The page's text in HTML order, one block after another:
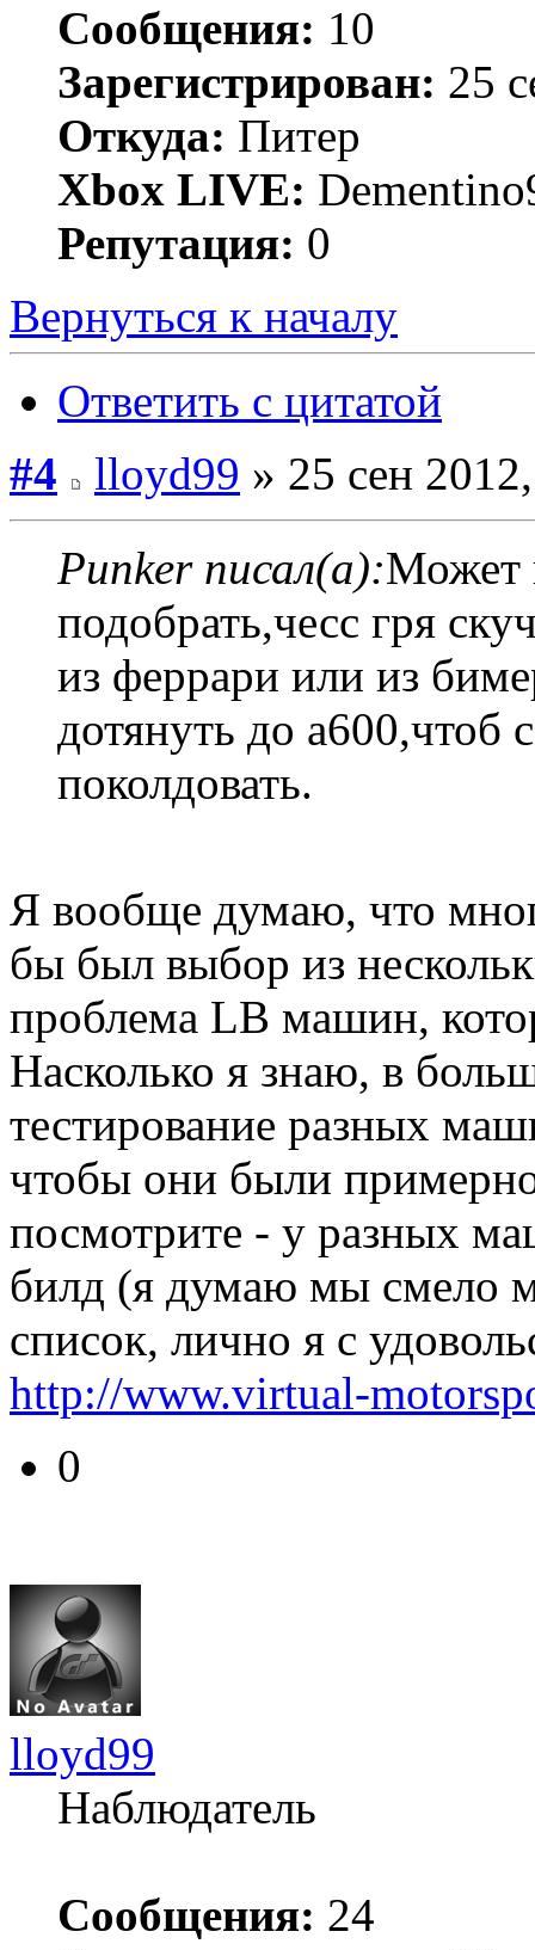
Сообщения: 10
Зарегистрирован: 25
Откуда: Питер
Xbox LIVE:
Репутация: 0
Вернуться к началу
Ответить с цитатой
#4
lloyd99 » 25 сен
Punker писал(а):Может
подобрать,чесс гря
из феррари или из
дотянуть до
поколдовать.
Я вообще думаю, что
бы был выбор из
проблема LB машин,
Насколько я знаю, в
тестирование разных
чтобы они были
посмотрите - у разных
билд (я думаю мы смело
список, лично я с
http://www.virtual-
0
lloyd99
Наблюдатель
Сообщения: 24